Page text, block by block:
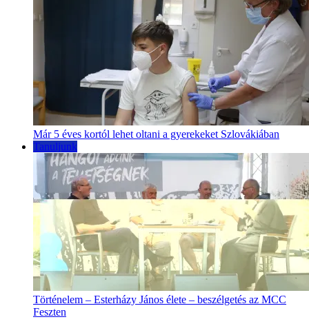
Már 5 éves kortól lehet oltani a gyerekeket Szlovákiában
Tanuljunk
Történelem – Esterházy János élete – beszélgetés az MCC
Feszten